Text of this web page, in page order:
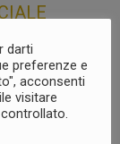
darti
preferenze e
acconsenti
visitare